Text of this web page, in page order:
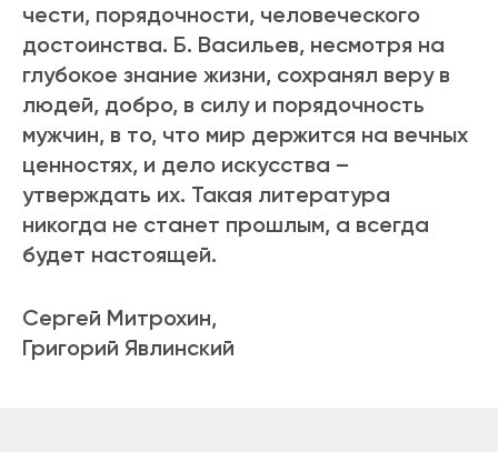
чести, порядочности, человеческого
достоинства. Б. Васильев, несмотря на
глубокое знание жизни, сохранял веру в
людей, добро, в силу и порядочность
мужчин, в то, что мир держится на вечных
ценностях, и дело искусства –
утверждать их. Такая литература
никогда не станет прошлым, а всегда
будет настоящей.
Сергей Митрохин,
Григорий Явлинский